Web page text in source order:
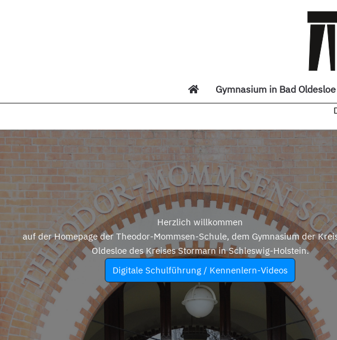
Gymnasium in Bad Oldesloe
Herzlich willkommen
auf der Homepage der Theodor-Mommsen-Schule, dem Gymnasium der
Oldesloe des Kreises Stormarn in Schleswig-Holstein.
Digitale Schulführung / Kennenlern-Videos